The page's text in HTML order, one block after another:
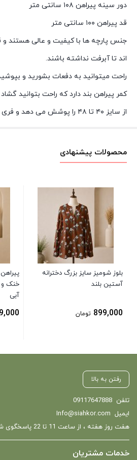
دور سینه پیراهن ۱۰۸ سانتی متر
قد پیراهن ۱۰۰ سانتی متر
جنس پارچه ها با کیفیت و عالی هستند
اند تا آبرفت نداشته باشند.
راحت میتوانید به دفعات بشورید و
کمر پیراهن بند دارد که راحت بتوانید
از سایز ۴۰ تا ۴۸ را پوشش می دهد و فری سایز است.
محصولات پیشنهادی
بلوز شومیز سایز بزرگ دخترانه
آستین بلند
899,000 تومان
خنک و
آبی
رفتن به بالا
تلفن 09117647888
ایمیل Info@siahkor.com
هفت روز هفته ، از ساعت 11 تا 22 پاسخگوی شما هستیم.
خدمات مشتریان